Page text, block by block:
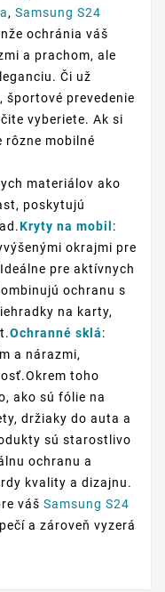
, Samsung S24
ochránia váš
a prachom, ale
Či už
prevedenie
vyberiete. Ak si
rôzne mobilné
materiálov ako
poskytujú
Kryty na mobil :
okrajmi pre
pre aktívnych
ochranu s
na karty,
Ochranné sklá:
a nárazmi,
toho
ako sú fólie na
držiaky do auta a
sú starostlivo
ochranu a
kvality a dizajnu.
váš Samsung S24
a zároveň vyzerá